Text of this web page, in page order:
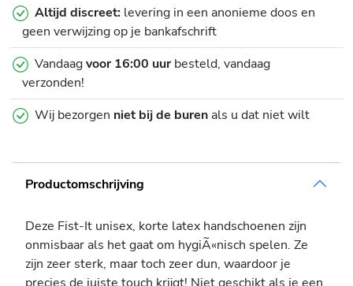
Altijd discreet: levering in een anonieme doos en
geen verwijzing op je bankafschrift
Vandaagvoor 16:00 uurbesteld, vandaag
verzonden!
Wij bezorgen niet bij de burenals u dat niet wilt
Productomschrijving
Deze Fist-It unisex, korte latex handschoenen zijn
onmisbaar als het gaat om hygiÃ«nisch spelen. Ze
zijn zeer sterk, maar toch zeer dun, waardoor je